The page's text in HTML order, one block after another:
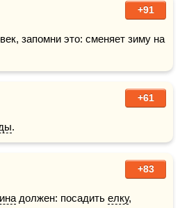
+91
запомни это: сменяет зиму на
+61
.
+83
должен: посадить елку,